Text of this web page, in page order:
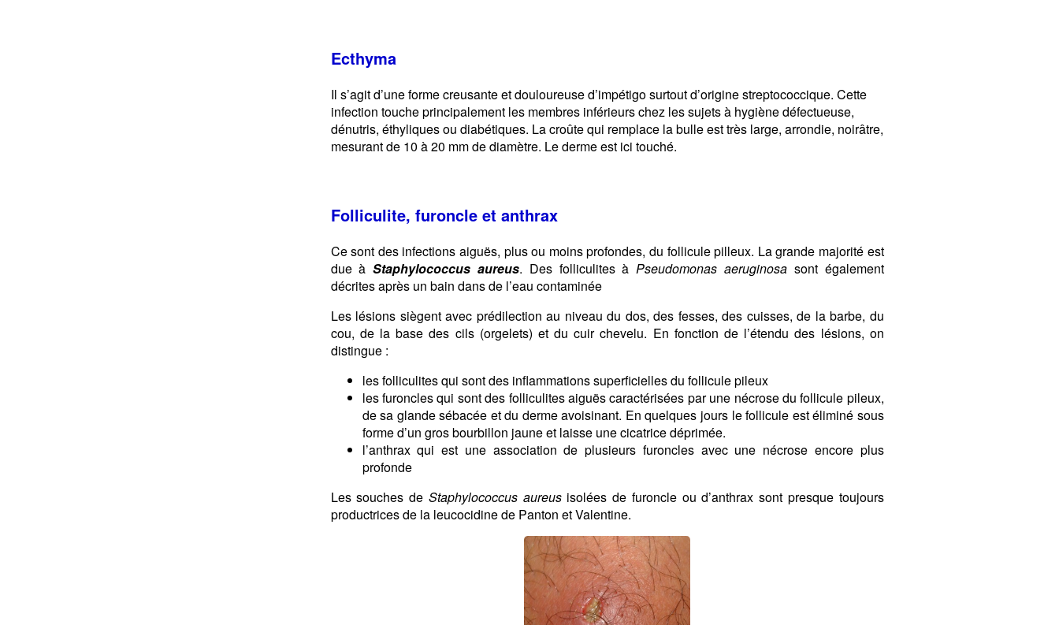
Ecthyma
Il s’agit d’une forme creusante et douloureuse d’impétigo surtout d’origine streptococcique. Cette
infection touche principalement les membres inférieurs chez les sujets à hygiène défectueuse,
dénutris, éthyliques ou diabétiques. La croûte qui remplace la bulle est très large, arrondie, noirâtre,
mesurant de 10 à 20 mm de diamètre. Le derme est ici touché.
Folliculite, furoncle et anthrax
Ce sont des infections aiguës, plus ou moins profondes, du follicule pilleux. La grande majorité est
due àStaphylococcus aureus. Des folliculites àPseudomonas aeruginosa sont également
décrites après un bain dans de l’eau contaminée
Les lésions siègent avec prédilection au niveau du dos, des fesses, des cuisses, de la barbe, du
cou, de la base des cils (orgelets) et du cuir chevelu. En fonction de l’étendu des lésions, on
distingue :
les folliculites qui sont des inflammations superficielles du follicule pileux
les furoncles qui sont des folliculites aiguës caractérisées par une nécrose du follicule pileux,
de sa glande sébacée et du derme avoisinant. En quelques jours le follicule est éliminé sous
forme d’un gros bourbillon jaune et laisse une cicatrice déprimée.
l’anthrax qui est une association de plusieurs furoncles avec une nécrose encore plus
profonde
Les souches de Staphylococcus aureusisolées de furoncle ou d’anthrax sont presque toujours
productrices de la leucocidine de Panton et Valentine.